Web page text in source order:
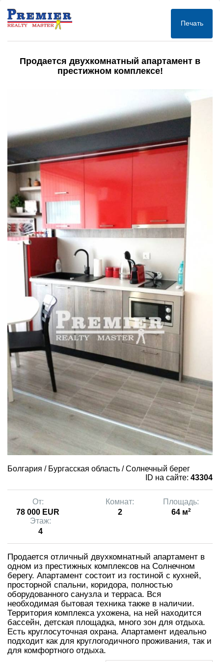
Печать
Продается двухкомнатный апартамент в
престижном комплексе!
Болгария / Бургасская область / Солнечный берег
ID на сайте: 43304
От:
78 000 EUR
Комнат:
2
Площадь:
64 м2
Этаж:
4
Продается отличный двухкомнатный апартамент в
одном из престижных комплексов на Солнечном
берегу. Апартамент состоит из гостиной с кухней,
просторной спальни, коридора, полностью
оборудованного санузла и терраса. Вся
необходимая бытовая техника также в наличии.
Территория комплекса ухожена, на ней находится
бассейн, детская площадка, много зон для отдыха.
Есть круглосуточная охрана. Апартамент идеально
подходит как для круглогодичного проживания, так и
для комфортного отдыха.